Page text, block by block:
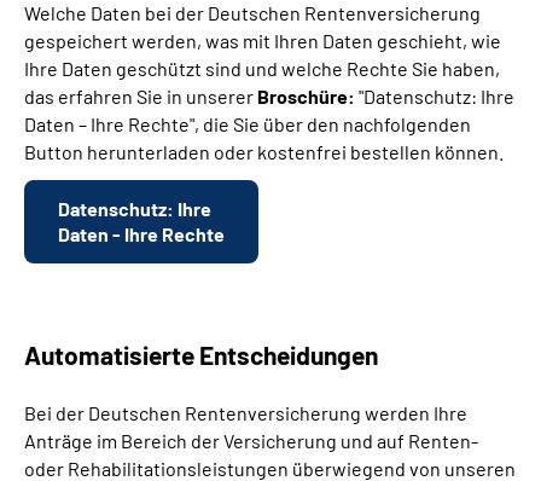
Inhalte in Gebärdensprache (DGS)
Leichte Sprache
Mein Kundenportal
Welche Daten bei der Deutschen Rentenversicherung
gespeichert werden, was mit Ihren Daten geschieht, wie
Ihre Daten geschützt sind und welche Rechte Sie haben,
das erfahren Sie in unserer Broschüre: "Datenschutz: Ihre
Daten – Ihre Rechte", die Sie über den nachfolgenden
Button herunterladen oder kostenfrei bestellen können.
Datenschutz: Ihre
Daten - Ihre Rechte
Automatisierte Entscheidungen
Bei der Deutschen Rentenversicherung werden Ihre
Anträge im Bereich der Versicherung und auf Renten-
oder Rehabilitationsleistungen überwiegend von unseren